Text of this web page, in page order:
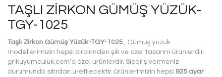
TAŞLI ZIRKON GÜMÜŞ YÜZÜK-
TGY-1025
Taşlı Zirkon Gümüş Yüzük-TGY-1025 , Gümüş yüzük
modellerimizin hepsi birbirinden şık ve özel tasarım ürünlerdir.
grlkuyumculuk.com’a özel ürünlerdir. Sipariş vermeniz
durumunda sıfırdan üretilecektir. ürünlerimizin hepsi 925 ayar